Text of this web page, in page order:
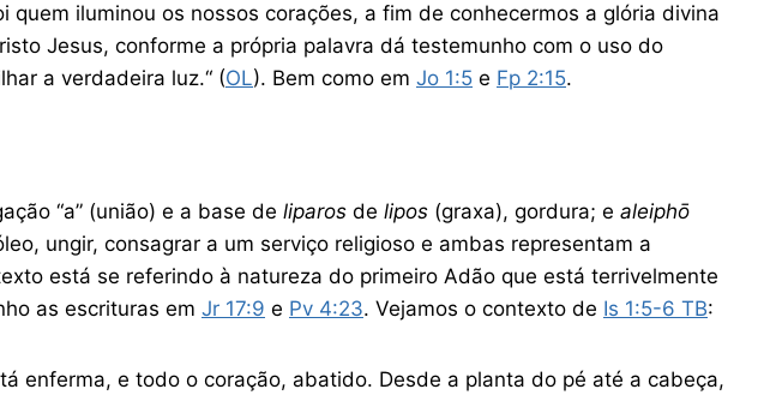
iluminou os nossos corações, a fim de conhecermos a glória divina
Jesus, conforme a própria palavra dá testemunho com o uso do
a verdadeira luz.“ (OL)‬‬. Bem como em Jo 1:5 e Fp 2:15.
“a” (união) e a base de liparos de lipos (graxa), gordura; e aleiphō
ungir, consagrar a um serviço religioso e ambas representam a
está se referindo à natureza do primeiro Adão que está terrivelmente
as escrituras em Jr 17:9 e Pv 4:23. Vejamos o contexto de Is 1:5-6 TB:
enferma, e todo o coração, abatido. Desde a planta do pé até a cabeça,